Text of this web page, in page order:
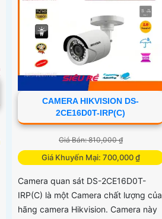
CAMERA HIKVISION DS-
2CE16D0T-IRP(C)
Giá Bán: 810,000 ₫
Giá Khuyến Mại: 700,000 ₫
Camera quan sát DS-2CE16D0T-
IRP(C) là một Camera chất lượng của
hãng camera Hikvision. Camera này